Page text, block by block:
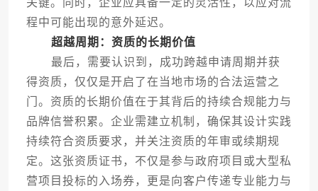
关键。同时，企业应具备一定的灵活性，以应对流
程中可能出现的意外延迟。
超越周期：资质的长期价值
最后，需要认识到，成功跨越申请周期并获
得资质，仅仅是开启了在当地市场的合法运营之
门。资质的长期价值在于其背后的持续合规能力与
品牌信誉积累。企业需建立机制，确保其设计实践
持续符合资质要求，并关注资质的年审或续期规
定。这张资质证书，不仅是参与政府项目或大型私
营项目投标的入场券，更是向客户传递专业能力与